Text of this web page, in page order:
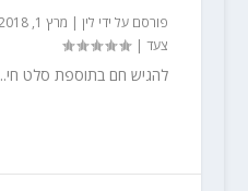
פורסם על ידי לין| מרץ 1, 2018
צעד|
להגיש חם בתוספת סלט חי..